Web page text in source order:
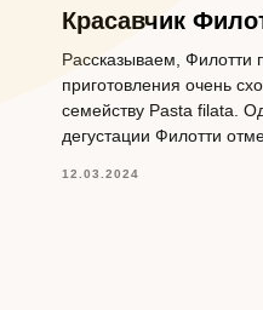
Красавчик
Рассказываем, Филотти
приготовления очень
семейству Pasta filata.
дегустации Филотти
12.03.2024